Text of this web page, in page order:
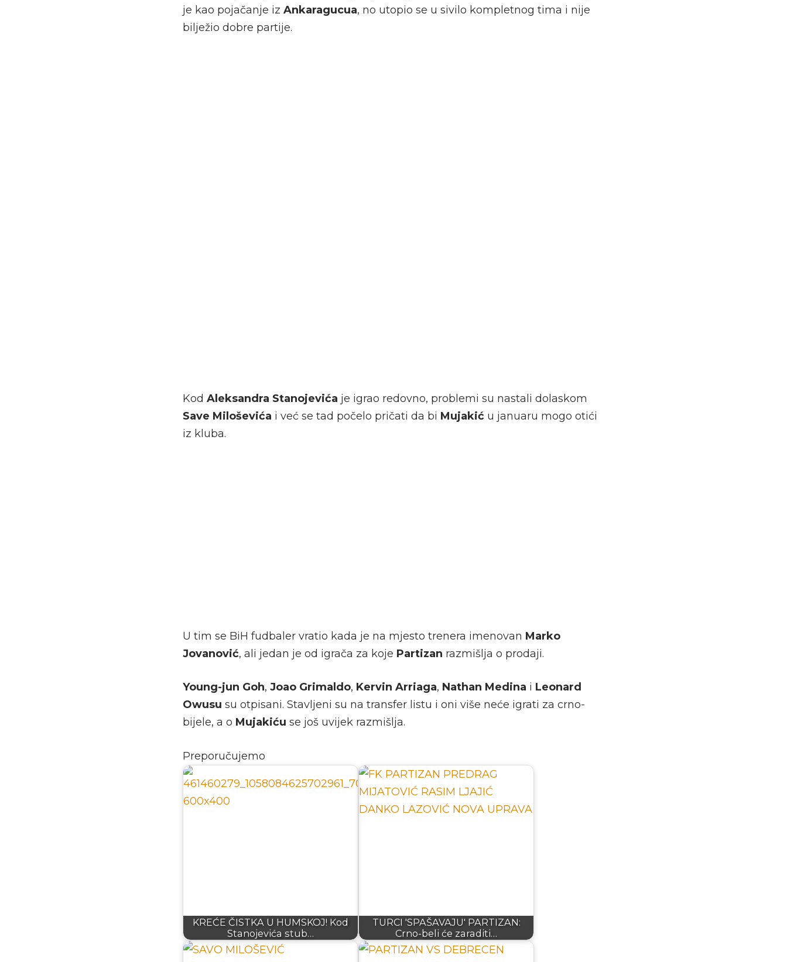
je kao pojačanje iz Ankaragucua, no utopio se u sivilo kompletnog tima i nije
bilježio dobre partije.
Kod Aleksandra Stanojevića je igrao redovno, problemi su nastali dolaskom
Save Miloševića i već se tad počelo pričati da bi Mujakić u januaru mogo otići
iz kluba.
U tim se BiH fudbaler vratio kada je na mjesto trenera imenovan Marko
Jovanović, ali jedan je od igrača za koje Partizan razmišlja o prodaji.
Young-jun Goh, Joao Grimaldo, Kervin Arriaga, Nathan Medina i Leonard
Owusu su otpisani. Stavljeni su na transfer listu i oni više neće igrati za crno-
bijele, a o Mujakiću se još uvijek razmišlja.
Preporučujemo
KREĆE ČISTKA U HUMSKOJ! Kod
Stanojevića stub…
TURCI 'SPAŠAVAJU' PARTIZAN:
Crno-beli će zaraditi…